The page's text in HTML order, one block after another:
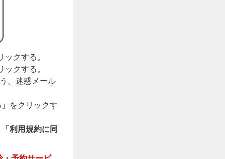
ックする。
ックする。
、迷惑メール
をクリックす
「利用規約に同